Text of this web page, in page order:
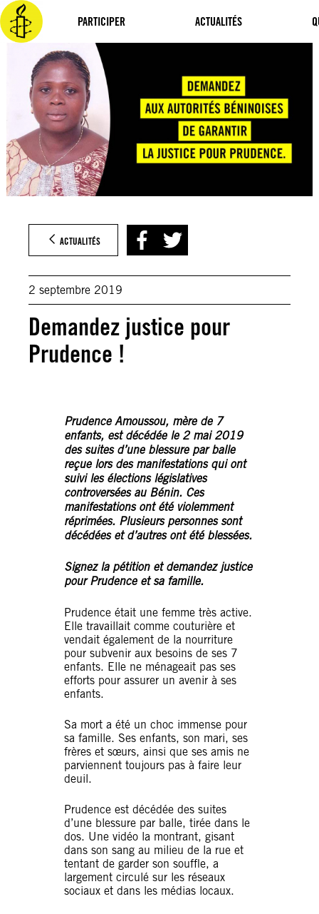
PARTICIPER ACTUALITÉS
Aller
au
contenu
ACTUALITÉS
2 septembre 2019
Demandez justice pour
Prudence !
Prudence Amoussou, mère de 7
enfants, est décédée le 2 mai 2019
des suites d’une blessure par balle
reçue lors des manifestations qui ont
suivi les élections législatives
controversées au Bénin. Ces
manifestations ont été violemment
réprimées. Plusieurs personnes sont
décédées et d’autres ont été blessées.
Signez la pétition et demandez justice
pour Prudence et sa famille.
Prudence était une femme très active.
Elle travaillait comme couturière et
vendait également de la nourriture
pour subvenir aux besoins de ses 7
enfants. Elle ne ménageait pas ses
efforts pour assurer un avenir à ses
enfants.
Sa mort a été un choc immense pour
sa famille. Ses enfants, son mari, ses
frères et sœurs, ainsi que ses amis ne
parviennent toujours pas à faire leur
deuil.
Prudence est décédée des suites
d’une blessure par balle, tirée dans le
dos. Une vidéo la montrant, gisant
dans son sang au milieu de la rue et
tentant de garder son souffle, a
largement circulé sur les réseaux
sociaux et dans les médias locaux.